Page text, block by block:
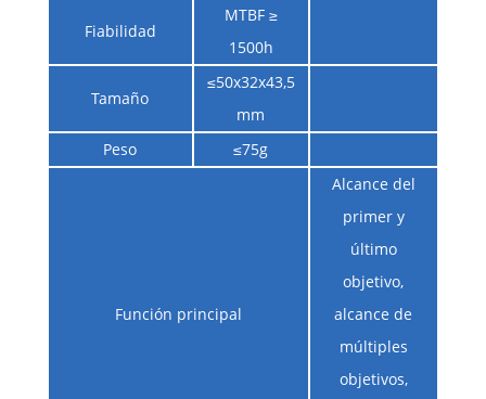
Fiabilidad
MTBF ≥
1500h
Tamaño
≤50x32x43,5
mm
Peso
≤75g
Función principal
Alcance del
primer y
último
objetivo,
alcance de
múltiples
objetivos,